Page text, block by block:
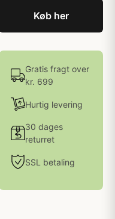
Køb her
Gratis fragt over
kr. 699
Hurtig levering
30 dages
returret
SSL betaling